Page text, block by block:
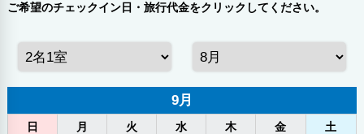
ご希望のチェックイン日・旅行代金をクリックしてください。
9月
日 月 火 水 木 金 土